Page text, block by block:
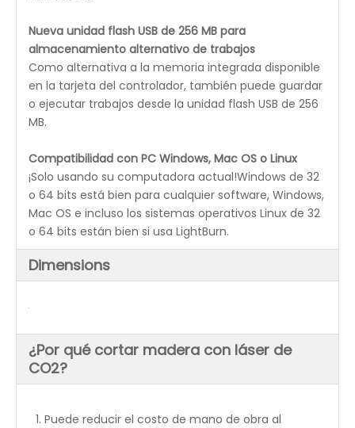
señal preinstalado junto con el enfriador de agua
industrial incluido permiten una configuración rápida
y fácil, protegiendo la vida útil máxima del tubo láser.
Pulsador eje Z
de 8' acomoda objetos más altos.
El gabinete más alto para la cortadora láser de la
serie REDSAIL Elite Industrial le brinda espacio de
trabajo adicional que incluye hasta 8 'de movimiento
vertical en el eje Z.
Con solo presionar un botón, puede bajar la
plataforma para acomodar objetos más altos de
hasta 10' de altura.
Nuevo sistema de accionamiento de motor paso a
paso de la misma clase disponible con la más alta
precisión.